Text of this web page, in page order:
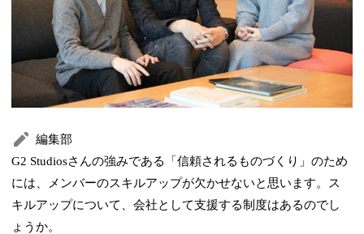
編集部
G2 Studiosさんの強みである「信頼されるものづくり」のため
には、メンバーのスキルアップが欠かせないと思います。ス
キルアップについて、会社として支援する制度はあるのでし
ょうか。